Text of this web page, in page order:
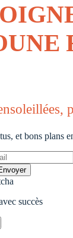
et bons plans
succès